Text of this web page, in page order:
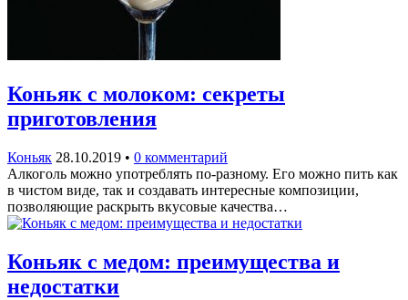
Коньяк с молоком: секреты
приготовления
Коньяк 28.10.2019 • 0 комментарий
Алкоголь можно употреблять по-разному. Его можно пить как
в чистом виде, так и создавать интересные композиции,
позволяющие раскрыть вкусовые качества…
Коньяк с медом: преимущества и
недостатки